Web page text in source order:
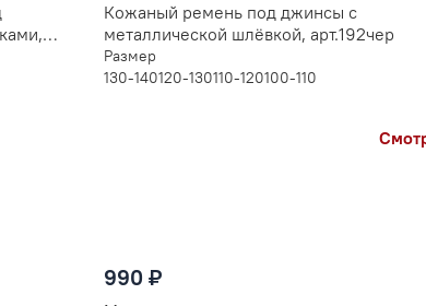
Кожаный ремень под джинсы с
металлической шлёвкой, арт.192чер
Размер
130-140120-130110-120100-110
990 ₽